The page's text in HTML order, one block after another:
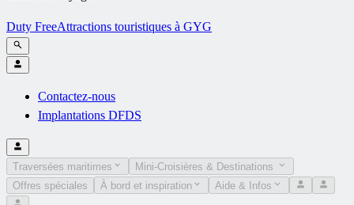
Duty FreeAttractions touristiques à GYG
Contactez-nous
Implantations DFDS
Traversées maritimes
Mini-Croisières & Destinations
Offres spéciales
À bord et inspiration Aide & Infos